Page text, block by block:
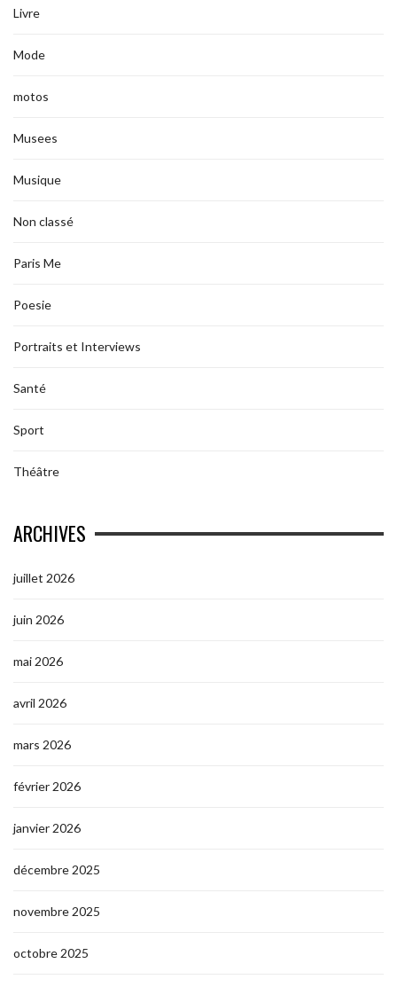
Livre
Mode
motos
Musees
Musique
Non classé
Paris Me
Poesie
Portraits et Interviews
Santé
Sport
Théâtre
ARCHIVES
juillet 2026
juin 2026
mai 2026
avril 2026
mars 2026
février 2026
janvier 2026
décembre 2025
novembre 2025
octobre 2025